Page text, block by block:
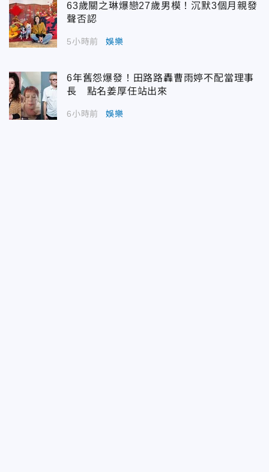
63歲關之琳爆戀27歲男模！沉默3個月親發
聲否認
5小時前 娛樂
6年舊怨爆發！田路路轟曹雨婷不配當理事
長 點名姜厚任站出來
6小時前 娛樂